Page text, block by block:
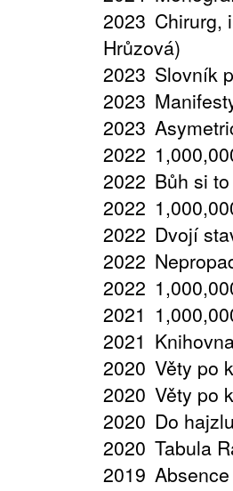
2023 Chirurg,
Hrůzová)
2023 Slovník
2023
2023
2022
2022 Bůh si
2022
2022 Dvojí
2022
2022
2021
2021
2020 Věty po
2020 Věty po
2020 Do
2020 Tabula
2019